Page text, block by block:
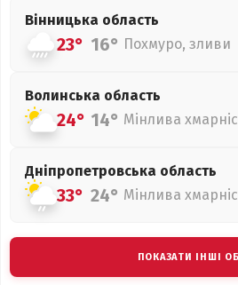
Вінницька область
23° 16° Похмуро, зливи
Волинська область
24° 14° Мінлива
Дніпропетровська область
33° 24° Мінлива
ПОКАЗАТИ ІНШІ